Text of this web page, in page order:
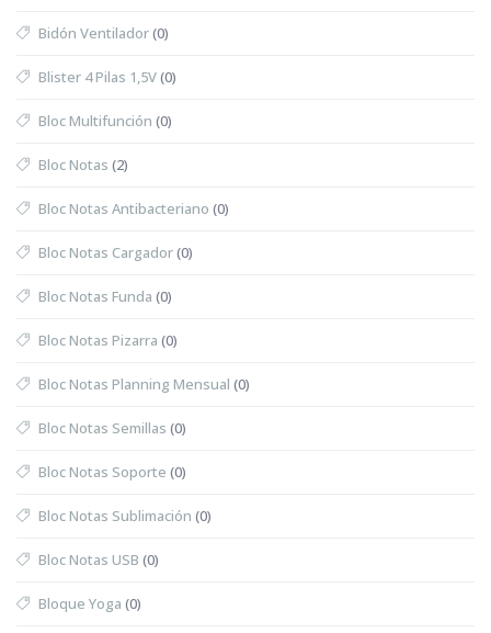
Bidón Ventilador(0)
Blister 4 Pilas 1,5V(0)
Bloc Multifunción (0)
Bloc Notas (2)
Bloc Notas Antibacteriano (0)
Bloc Notas Cargador(0)
Bloc Notas Funda (0)
Bloc Notas Pizarra (0)
Bloc Notas Planning Mensual (0)
Bloc Notas Semillas (0)
Bloc Notas Soporte (0)
Bloc Notas Sublimación (0)
Bloc Notas USB (0)
Bloque Yoga (0)